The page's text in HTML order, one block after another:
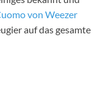
von Weezer
auf das gesamte